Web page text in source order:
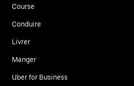
Course
Conduire
Livrer
Manger
Uber for Business